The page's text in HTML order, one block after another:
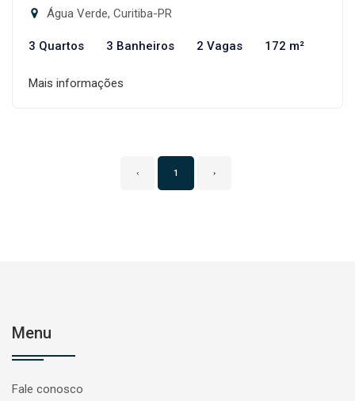
Água Verde, Curitiba-PR
3 Quartos 3 Banheiros 2 Vagas 172 m²
Mais informações
‹ 1 ›
Menu
Fale conosco